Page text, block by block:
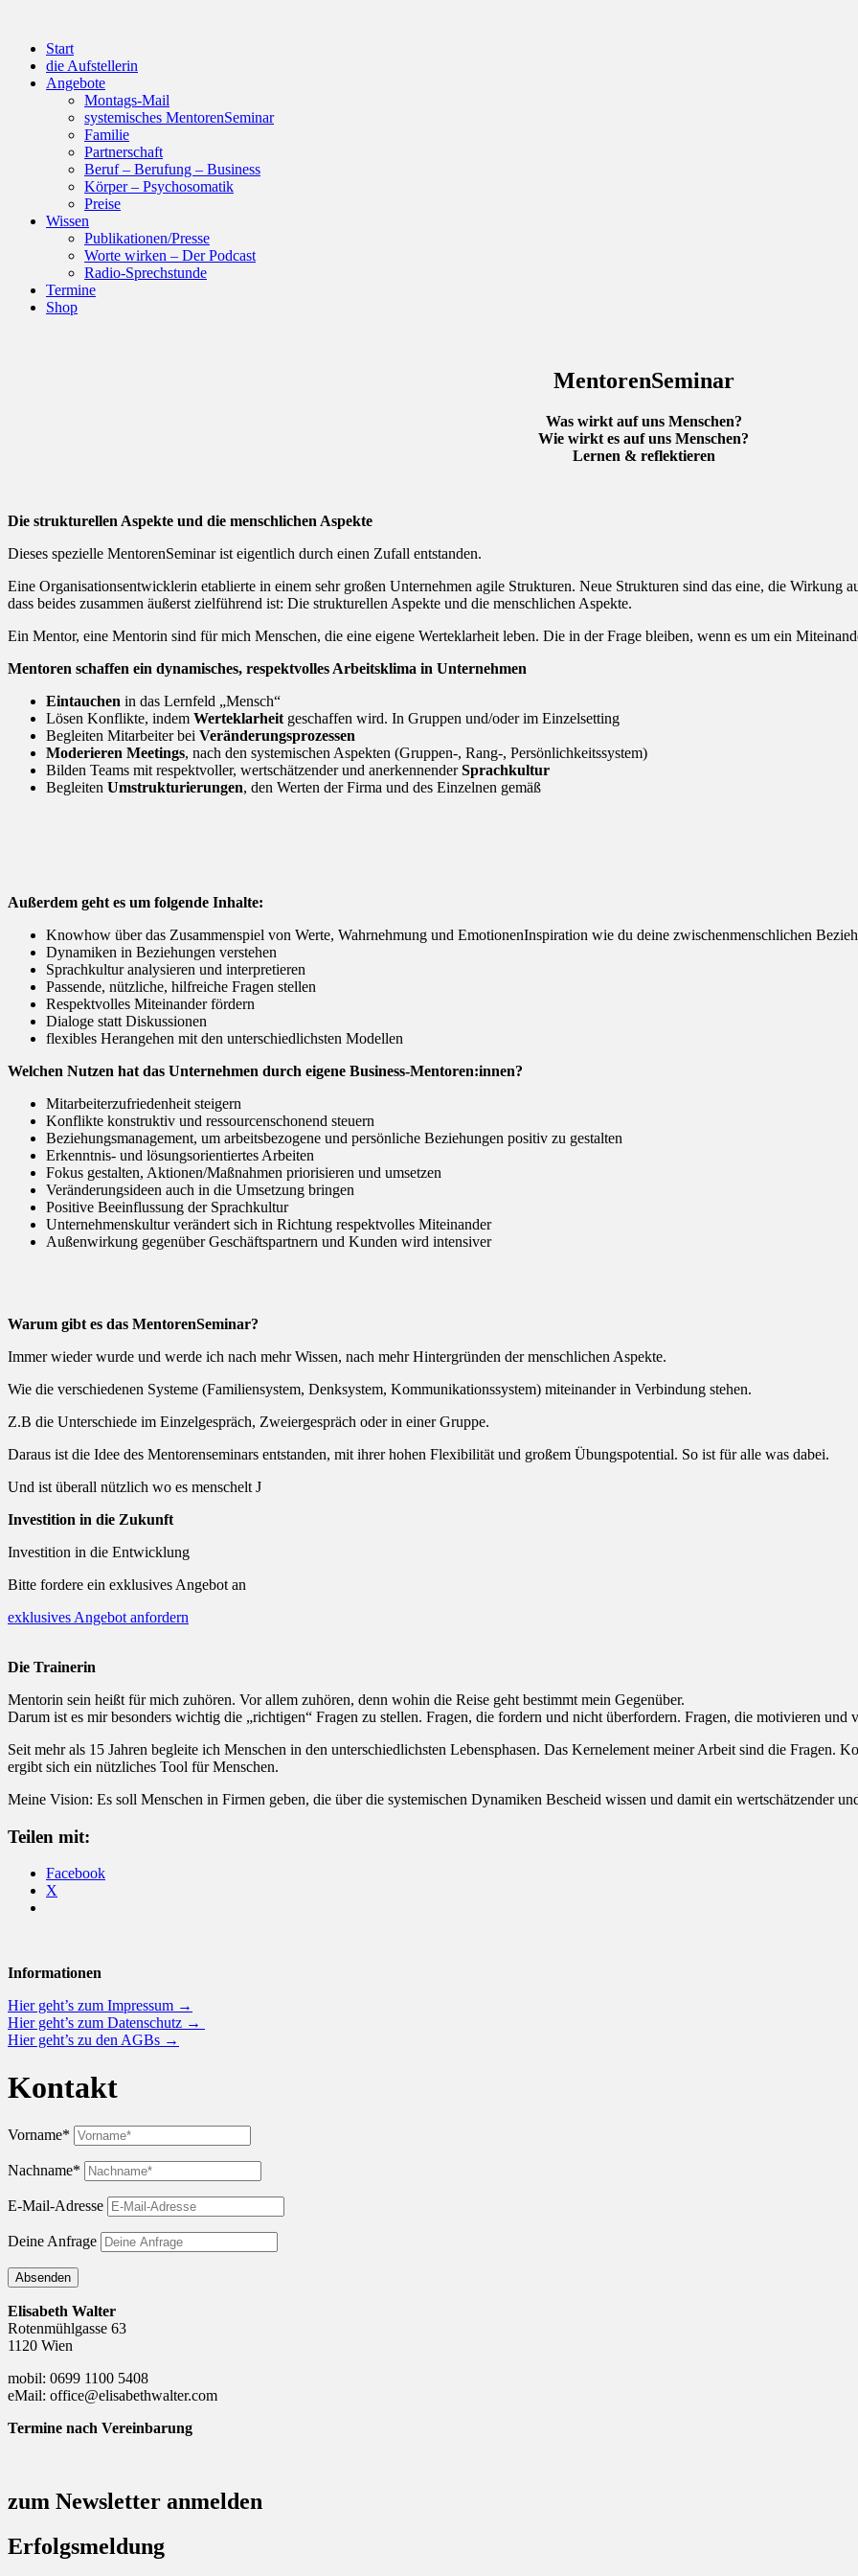
Start
die Aufstellerin
Angebote
Montags-Mail
systemisches MentorenSeminar
Familie
Partnerschaft
Beruf – Berufung – Business
Körper – Psychosomatik
Preise
Wissen
Publikationen/Presse
Worte wirken – Der Podcast
Radio-Sprechstunde
Termine
Shop
MentorenSeminar
Was wirkt auf uns Menschen?
Wie wirkt es auf uns Menschen?
Lernen & reflektieren
Die strukturellen Aspekte und die menschlichen Aspekte
Dieses spezielle MentorenSeminar ist eigentlich durch einen Zufall entstanden.
Eine Organisationsentwicklerin etablierte in einem sehr großen Unternehmen agile Strukturen. Neue Strukturen sind das eine, die Wirkung
dass beides zusammen äußerst zielführend ist: Die strukturellen Aspekte und die menschlichen Aspekte.
Ein Mentor, eine Mentorin sind für mich Menschen, die eine eigene Werteklarheit leben. Die in der Frage bleiben, wenn es um ein
Mentoren schaffen ein dynamisches, respektvolles Arbeitsklima in Unternehmen
Eintauchen in das Lernfeld „Mensch“
Lösen Konflikte, indem Werteklarheit geschaffen wird. In Gruppen und/oder im Einzelsetting
Begleiten Mitarbeiter bei Veränderungsprozessen
Moderieren Meetings, nach den systemischen Aspekten (Gruppen-, Rang-, Persönlichkeitssystem)
Bilden Teams mit respektvoller, wertschätzender und anerkennenderSprachkultur
Begleiten Umstrukturierungen, den Werten der Firma und des Einzelnen gemäß
Außerdem geht es um folgende Inhalte:
Knowhow über das Zusammenspiel von Werte, Wahrnehmung und EmotionenInspiration wie du deine zwischenmenschlichen
Dynamiken in Beziehungen verstehen
Sprachkultur analysieren und interpretieren
Passende, nützliche, hilfreiche Fragen stellen
Respektvolles Miteinander fördern
Dialoge statt Diskussionen
flexibles Herangehen mit den unterschiedlichsten Modellen
Welchen Nutzen hat das Unternehmen durch eigene Business-Mentoren:innen?
Mitarbeiterzufriedenheit steigern
Konflikte konstruktiv und ressourcenschonend steuern
Beziehungsmanagement, um arbeitsbezogene und persönliche Beziehungen positiv zu gestalten
Erkenntnis- und lösungsorientiertes Arbeiten
Fokus gestalten, Aktionen/Maßnahmen priorisieren und umsetzen
Veränderungsideen auch in die Umsetzung bringen
Positive Beeinflussung der Sprachkultur
Unternehmenskultur verändert sich in Richtung respektvolles Miteinander
Außenwirkung gegenüber Geschäftspartnern und Kunden wird intensiver
Warum gibt es das MentorenSeminar?
Immer wieder wurde und werde ich nach mehr Wissen, nach mehr Hintergründen der menschlichen Aspekte.
Wie die verschiedenen Systeme (Familiensystem, Denksystem, Kommunikationssystem) miteinander in Verbindung stehen.
Z.B die Unterschiede im Einzelgespräch, Zweiergespräch oder in einer Gruppe.
Daraus ist die Idee des Mentorenseminars entstanden, mit ihrer hohen Flexibilität und großem Übungspotential. So ist für alle was dabei.
Und ist überall nützlich wo es menschelt J
Investition in die Zukunft
Investition in die Entwicklung
Bitte fordere ein exklusives Angebot an
exklusives Angebot anfordern
Die Trainerin
Mentorin sein heißt für mich zuhören. Vor allem zuhören, denn wohin die Reise geht bestimmt mein Gegenüber.
Darum ist es mir besonders wichtig die „richtigen“ Fragen zu stellen. Fragen, die fordern und nicht überfordern. Fragen, die motivieren und
Seit mehr als 15 Jahren begleite ich Menschen in den unterschiedlichsten Lebensphasen. Das Kernelement meiner Arbeit sind die Fragen.
ergibt sich ein nützliches Tool für Menschen.
Meine Vision: Es soll Menschen in Firmen geben, die über die systemischen Dynamiken Bescheid wissen und damit ein wertschätzender
Teilen mit:
Facebook
X
Informationen
Hier geht’s zum Impressum →
Hier geht’s zum Datenschutz →
Hier geht’s zu den AGBs →
Kontakt
Vorname*
Nachname*
E-Mail-Adresse
Deine Anfrage
Absenden
Elisabeth Walter
Rotenmühlgasse 63
1120 Wien
mobil: 0699 1100 5408
eMail: office@elisabethwalter.com
Termine nach Vereinbarung
zum Newsletter anmelden
Erfolgsmeldung